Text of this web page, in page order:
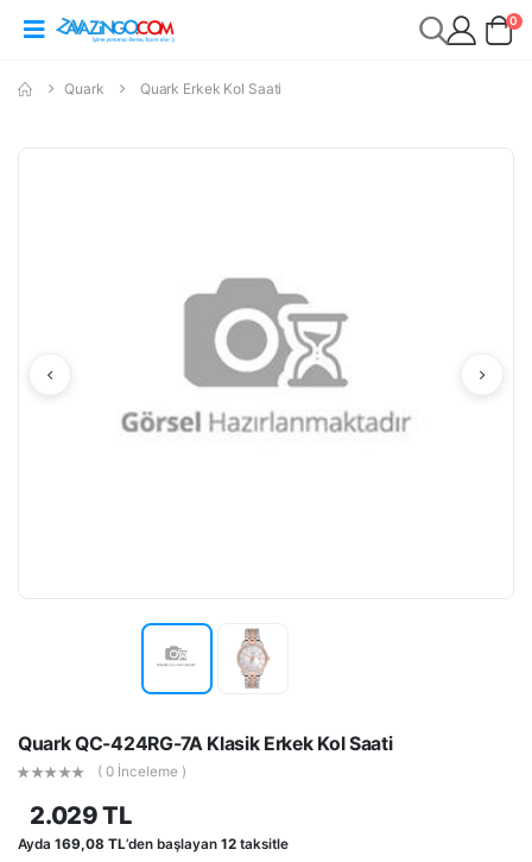
0
Quark Quark Erkek Kol Saati
Quark QC-424RG-7A Klasik Erkek Kol Saati
( 0 İnceleme )
2.029 TL
Ayda 169,08 TL’den başlayan 12 taksitle